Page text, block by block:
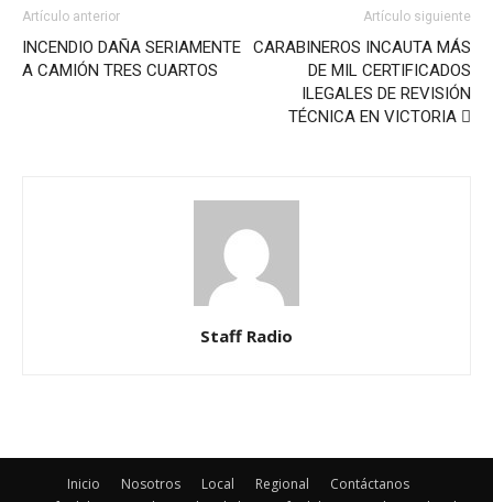
Artículo anterior
INCENDIO DAÑA SERIAMENTE
A CAMIÓN TRES CUARTOS
Artículo siguiente
CARABINEROS INCAUTA MÁS
DE MIL CERTIFICADOS
ILEGALES DE REVISIÓN
TÉCNICA EN VICTORIA 
Staff Radio
Inicio Nosotros Local Regional
Contáctanos